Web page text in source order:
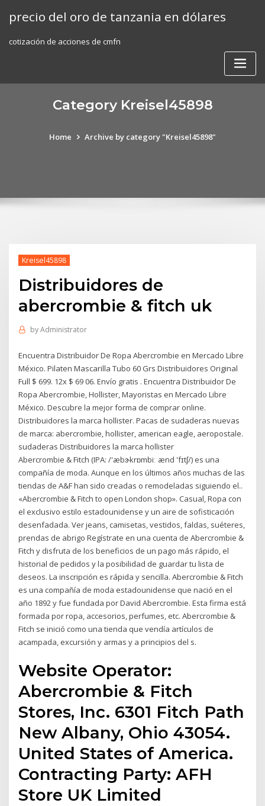
precio del oro de tanzania en dólares
cotización de acciones de cmfn
Category Kreisel45898
Home Archive by category "Kreisel45898"
Kreisel45898
Distribuidores de
abercrombie & fitch uk
byAdministrator
Encuentra Distribuidor De Ropa Abercrombie en Mercado Libre
México. Pilaten Mascarilla Tubo 60 Grs Distribuidores Original
Full $ 699. 12x $ 69 06. Envío gratis . Encuentra Distribuidor De
Ropa Abercrombie, Hollister, Mayoristas en Mercado Libre
México. Descubre la mejor forma de comprar online.
Distribuidores la marca hollister. Pacas de sudaderas nuevas
de marca: abercrombie, hollister, american eagle, aeropostale.
sudaderas Distribuidores la marca hollister
Abercrombie & Fitch (IPA: /'æbɝkrɒmbiː ænd 'fɪtʃ/) es una
compañía de moda. Aunque en los últimos años muchas de las
tiendas de A&F han sido creadas o remodeladas siguiendo el..
«Abercrombie & Fitch to open London shop». Casual, Ropa con
el exclusivo estilo estadounidense y un aire de sofisticación
desenfadada. Ver jeans, camisetas, vestidos, faldas, suéteres,
prendas de abrigo Regístrate en una cuenta de Abercrombie &
Fitch y disfruta de los beneficios de un pago más rápido, el
historial de pedidos y la posibilidad de guardar tu lista de
deseos. La inscripción es rápida y sencilla. Abercrombie & Fitch
es una compañía de moda estadounidense que nació en el
año 1892 y fue fundada por David Abercrombie. Esta firma está
formada por ropa, accesorios, perfumes, etc. Abercrombie &
Fitch se inició como una tienda que vendía artículos de
acampada, excursión y armas y a principios del s.
Website Operator:
Abercrombie & Fitch
Stores, Inc. 6301 Fitch Path
New Albany, Ohio 43054.
United States of America.
Contracting Party: AFH
Store UK Limited